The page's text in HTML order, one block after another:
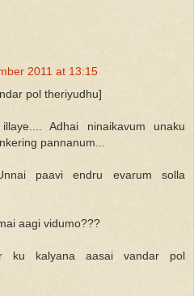
2011 at 13:15
pol theriyudhu]
Adhai ninaikavum unaku
pannanum...
paavi endru evarum solla
aagi vidumo???
ku kalyana aasai vandar pol